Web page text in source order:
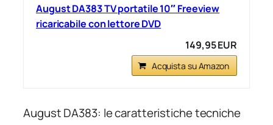
August DA383 TV portatile 10″ Freeview
ricaricabile con lettore DVD
149,95 EUR
Acquista su Amazon
August DA383: le caratteristiche tecniche